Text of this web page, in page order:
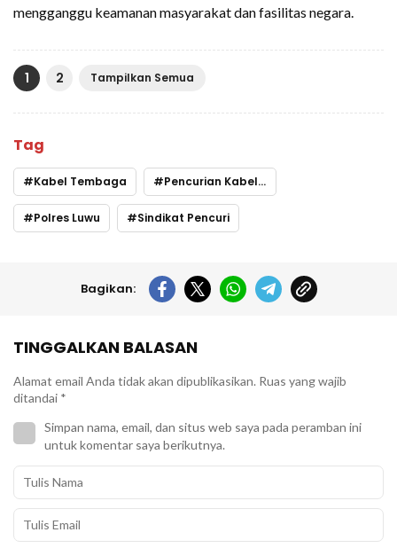
mengganggu keamanan masyarakat dan fasilitas negara.
1 2 Tampilkan Semua
Tag
Kabel Tembaga Pencurian Kabel PLN
Polres Luwu Sindikat Pencuri
Bagikan:
TINGGALKAN BALASAN
Alamat email Anda tidak akan dipublikasikan. Ruas yang wajib
ditandai *
Simpan nama, email, dan situs web saya pada peramban ini
untuk komentar saya berikutnya.